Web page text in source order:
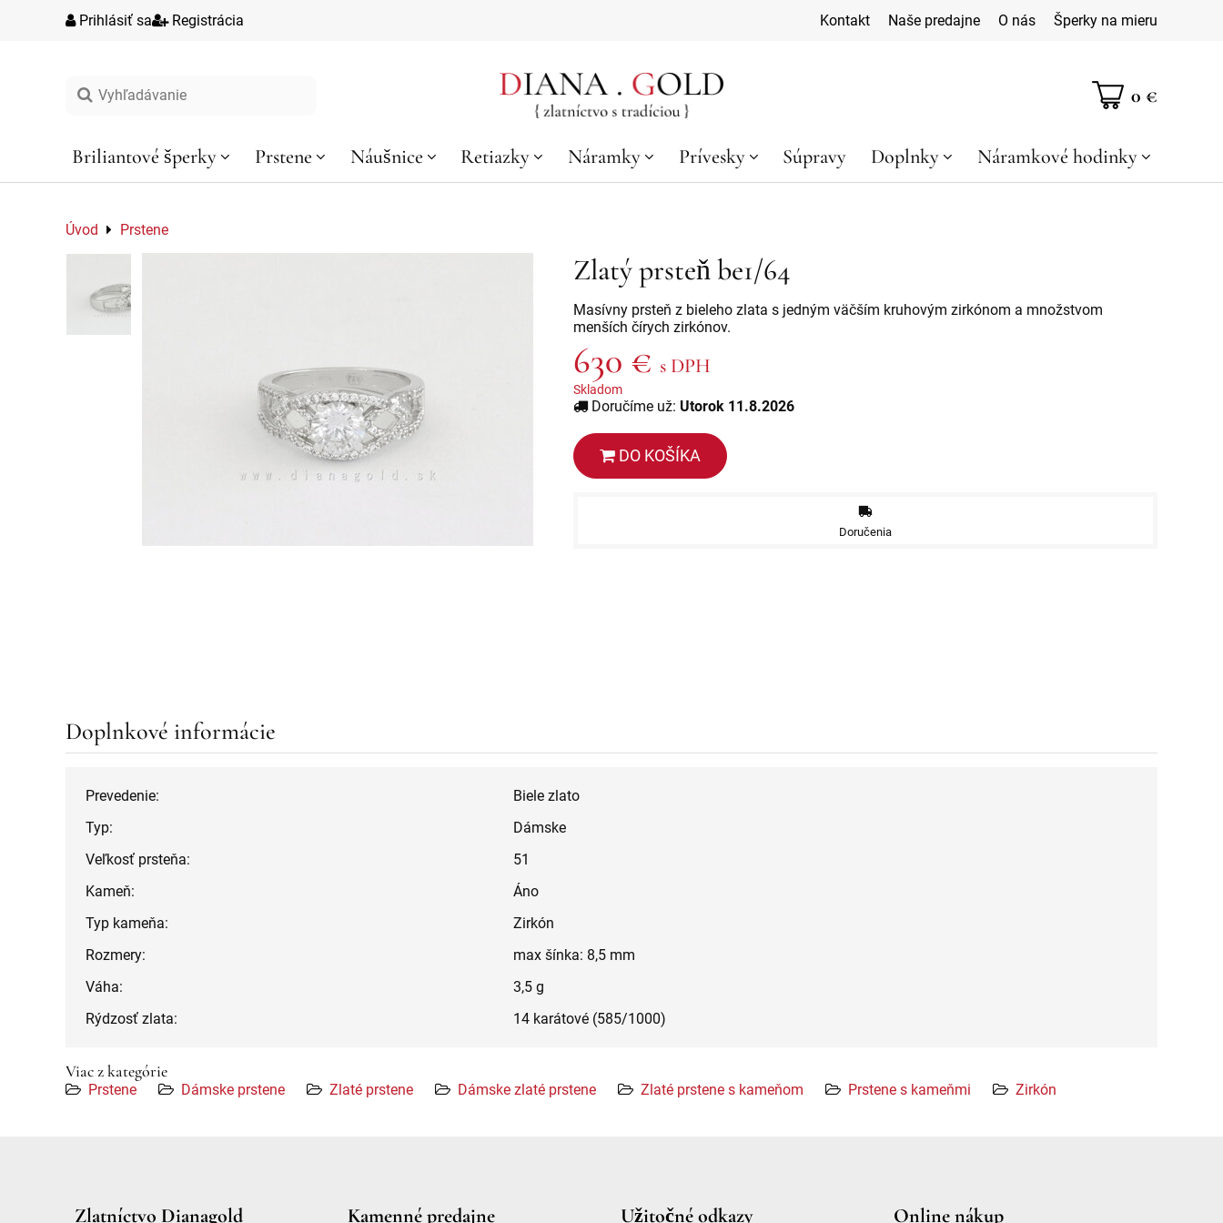
Prihlásiť sa Registrácia Kontakt Naše predajne O nás Šperky na mieru
0 €
Briliantové šperky Prstene Náušnice Retiazky Náramky Prívesky Súpravy Doplnky Náramkové hodinky
Úvod Prstene
Zlatý prsteň be1/64
Masívny prsteň z bieleho zlata s jedným väčším kruhovým zirkónom a množstvom
menších čírych zirkónov.
630 € s DPH
Skladom
Doručíme už: Utorok 11.8.2026
DO KOŠÍKA
Doručenia
Doplnkové informácie
Prevedenie:
Biele zlato
Typ:
Dámske
Veľkosť prsteňa:
51
Kameň:
Áno
Typ kameňa:
Zirkón
Rozmery:
max šínka: 8,5 mm
Váha:
3,5 g
Rýdzosť zlata:
14 karátové (585/1000)
Viac z kategórie
Prstene Dámske prstene Zlaté prstene Dámske zlaté prstene Zlaté prstene s kameňom Prstene s kameňmi Zirkón
Zlatníctvo Dianagold Kamenné predajne Užitočné odkazy Online nákup